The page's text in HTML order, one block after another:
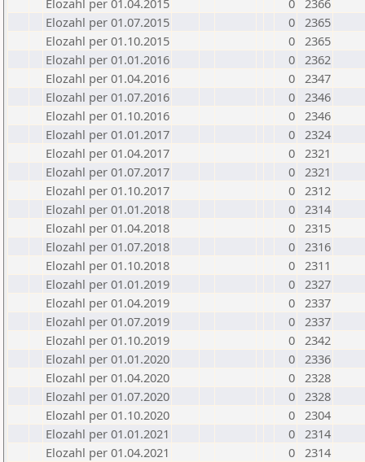
Elozahl per 01.04.2015
0 2366
Elozahl per 01.07.2015
0 2365
Elozahl per 01.10.2015
0 2365
Elozahl per 01.01.2016
0 2362
Elozahl per 01.04.2016
0 2347
Elozahl per 01.07.2016
0 2346
Elozahl per 01.10.2016
0 2346
Elozahl per 01.01.2017
0 2324
Elozahl per 01.04.2017
0 2321
Elozahl per 01.07.2017
0 2321
Elozahl per 01.10.2017
0 2312
Elozahl per 01.01.2018
0 2314
Elozahl per 01.04.2018
0 2315
Elozahl per 01.07.2018
0 2316
Elozahl per 01.10.2018
0 2311
Elozahl per 01.01.2019
0 2327
Elozahl per 01.04.2019
0 2337
Elozahl per 01.07.2019
0 2337
Elozahl per 01.10.2019
0 2342
Elozahl per 01.01.2020
0 2336
Elozahl per 01.04.2020
0 2328
Elozahl per 01.07.2020
0 2328
Elozahl per 01.10.2020
0 2304
Elozahl per 01.01.2021
0 2314
Elozahl per 01.04.2021
0 2314